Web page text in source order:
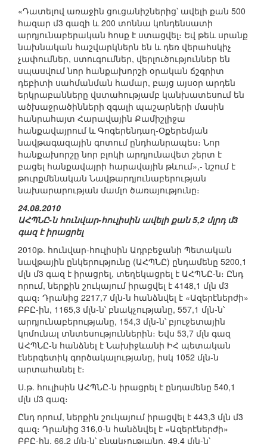
«Դատելով առաջին ցուցանիշներից՝ ավելի քան 500
հազար մ3 գազի և 200 տոննա կոնդենսատի
արդյունաբերական հոսք է ստացվել։ Եվ թեև սրանք
նախնական հաշվարկներն են և դեռ վերահսկիչ
չափումներ, ստուգումներ, վերլուծություններ են
սպասվում նոր հանքախորշի օրական ճշգրիտ
դեբիտի սահմանման համար, բայց այսօր արդեն
երկրաբանները վստահությամբ կանխատեսում են
ածխաջրածինների զգալի պաշարների մասին
հանրահայտ Հարավային Քամիշլիջա
հանքավայրում և Գոգերենդաղ-Օքերեմյան
նավթագազային գոտում ընդհանրապես։ Նոր
հանքախորշը նոր բլոկի արդյունավետ շերտ է
բացել հանքավայրի հարավային թևում»,- նշում է
թուրքմենական Նավթարդյունաբերության
նախարարության մամլո ծառայությունը։
24.08.2010
ԱՀՊՆԸ-ն հունվար-հուլիսին ավելի քան 5,2 մլրդ մ3
գազ է իրացրել
2010թ. հունվար-հուլիսին Ադրբեջանի Պետական
նավթային ընկերությունը (ԱՀՊՆԸ) ընդամենը 5200,1
մլն մ3 գազ է իրացրել, տեղեկացրել է ԱՀՊՆԸ-ն։ Ընդ
որում, ներքին շուկայում իրացվել է 4148,1 մլն մ3
գազ։ Դրանից 2217,7 մլն-ն հանձնվել է «Ազերէներժի»
ԲԲԸ-ին, 1165,3 մլն-ն՝ բնակչությանը, 557,1 մլն-ն՝
արդյունաբերությանը, 154,3 մլն-ն՝ բյուջետային
կոմունալ տնտեսություններին։ Եվս 53,7 մլն գազ
ԱՀՊՆԸ-ն հանձնել է Նախիջևանի ԻՀ պետական
էներգետիկ գործակալությանը, իսկ 1052 մլն-ն
արտահանել է։
Ս.թ. հուլիսին ԱՀՊՆԸ-ն իրացրել է ընդամենը 540,1
մլն մ3 գազ։
Ընդ որում, ներքին շուկայում իրացվել է 443,3 մլն մ3
գազ։ Դրանից 316,0-ն հանձնվել է «Ազերէներժի»
ԲԲԸ-ին, 66,2 մլն-ն՝ բնակչությանը, 49,4 մլն-ն՝